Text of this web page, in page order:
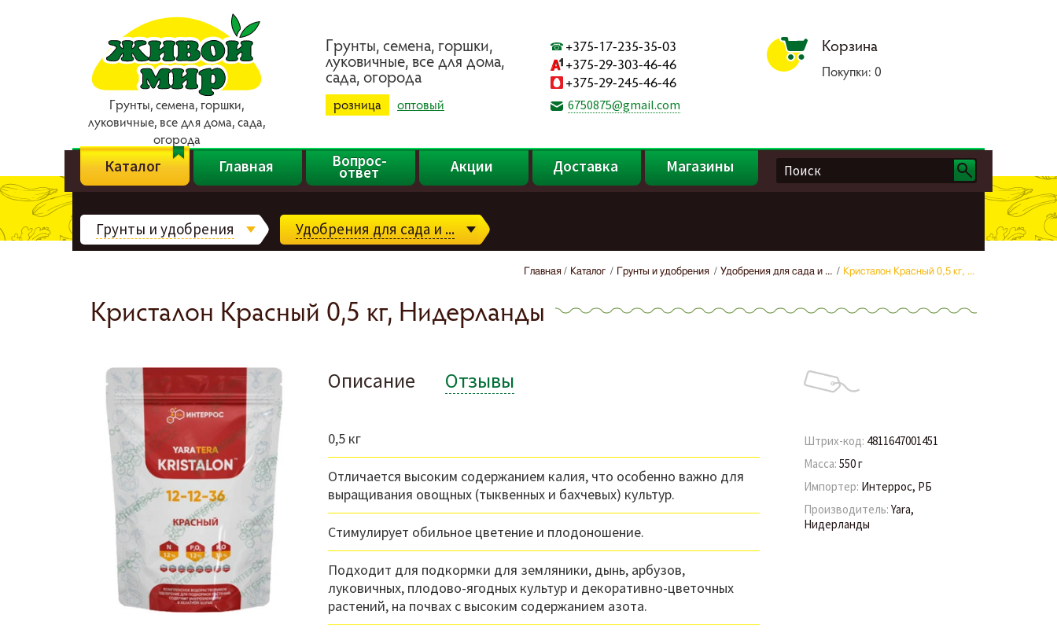
Гpyнты, ceмeнa, гopшки,
лyкoвичныe, вce для дoмa, caдa,
oгopoдa
Гpyнты, ceмeнa, гopшки,
лyкoвичныe, вce для дoмa,
caдa, oгopoдa
розница оптовый
+375-17-235-35-03
+375-29-303-46-46
+375-29-245-46-46
6750875@gmail.com
Корзина
Покупки:0
Каталог Главная Вопрос-
ответ Акции Доставка Магазины
Грунты и удобрения Удобрения для сада и ...
Главная Каталог Грунты и удобрения Удобрения для сада и ... Кристалон Красный 0,5 кг, ...
Кристалон Красный 0,5 кг, Нидерланды
Штрих-код: 4811647001451
Масса: 550 г
Импортер: Интеррос, РБ
Производитель: Yara,
Нидерланды
Описание Отзывы
0,5 кг
Отличается высоким содержанием калия, что особенно важно для
выращивания овощных (тыквенных и бахчевых) культур.
Стимулирует обильное цветение и плодоношение.
Подходит для подкормки для земляники, дынь, арбузов,
луковичных, плодово-ягодных культур и декоративно-цветочных
растений, на почвах с высоким содержанием азота.